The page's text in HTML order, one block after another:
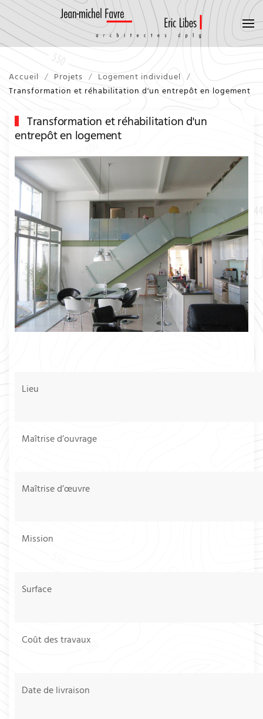
Accueil Projets
Logement individuel
Transformation et réhabilitation d'un entrepôt en logement
Transformation et réhabilitation d'un
entrepôt en logement
Lieu
Maîtrise d’ouvrage
Maîtrise d’œuvre
Mission
Surface
Coût des travaux
Date de livraison